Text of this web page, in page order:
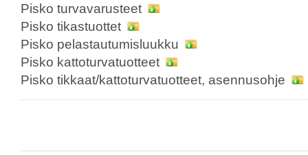
Pisko turvavarusteet
Pisko tikastuottet
Pisko pelastautumisluukku
Pisko kattoturvatuotteet
Pisko tikkaat/kattoturvatuotteet, asennusohje